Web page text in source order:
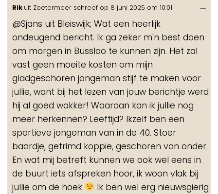
Rik uit Zoetermeer schreef op 8 juni 2025 om 10:01
@Sjans uit Bleiswijk; Wat een heerlijk
ondeugend bericht. Ik ga zeker m'n best doen
om morgen in Bussloo te kunnen zijn. Het zal
vast geen moeite kosten om mijn
gladgeschoren jongeman stijf te maken voor
jullie, want bij het lezen van jouw berichtje werd
hij al goed wakker! Waaraan kan ik jullie nog
meer herkennen? Leeftijd? Ikzelf ben een
sportieve jongeman van in de 40. Stoer
baardje, getrimd koppie, geschoren van onder.
En wat mij betreft kunnen we ook wel eens in
de buurt iets afspreken hoor, ik woon vlak bij
jullie om de hoek
Ik ben wel erg nieuwsgierig
...